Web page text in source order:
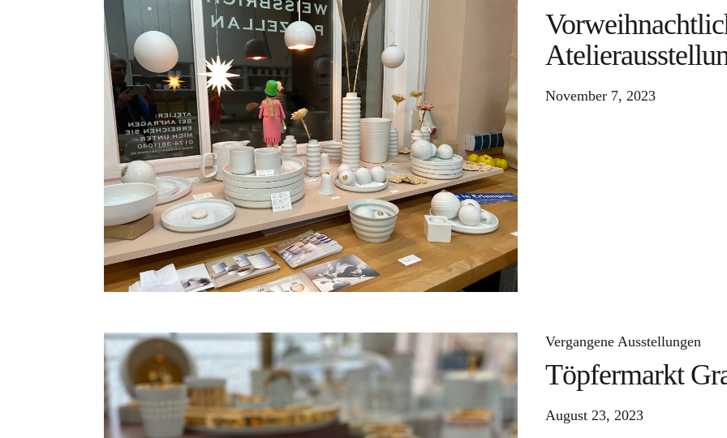
November 7, 2023
Vergangene Ausstellungen
Töpfermarkt
August 23, 2023